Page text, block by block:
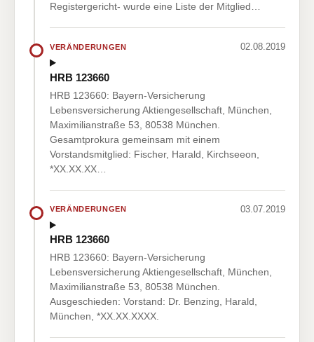
Registergericht- wurde eine Liste der Mitglied…
VERÄNDERUNGEN 02.08.2019
HRB 123660
HRB 123660: Bayern-Versicherung
Lebensversicherung Aktiengesellschaft, München,
Maximilianstraße 53, 80538 München.
Gesamtprokura gemeinsam mit einem
Vorstandsmitglied: Fischer, Harald, Kirchseeon,
*XX.XX.XX…
VERÄNDERUNGEN 03.07.2019
HRB 123660
HRB 123660: Bayern-Versicherung
Lebensversicherung Aktiengesellschaft, München,
Maximilianstraße 53, 80538 München.
Ausgeschieden: Vorstand: Dr. Benzing, Harald,
München, *XX.XX.XXXX.